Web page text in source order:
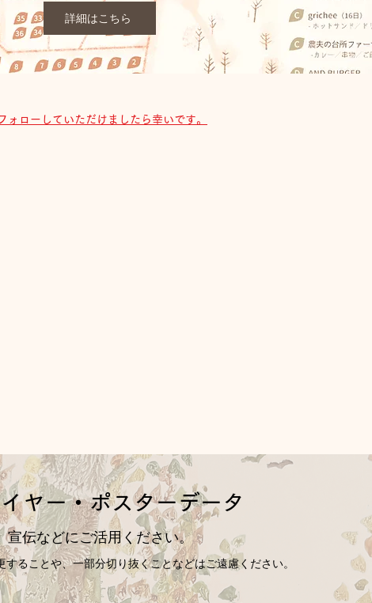
詳細はこちら
ローしていただけましたら幸いです。
ヤー・ポスターデータ​
宣伝などにご活用ください。
することや、一部分切り抜くことなどはご遠慮ください。